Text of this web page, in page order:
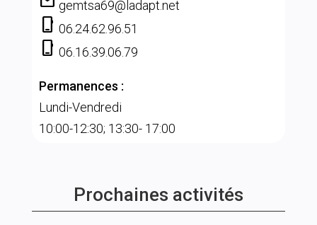
gemtsa69@ladapt.net
phone_iphone 06.24.62.96.51
phone_iphone 06.16.39.06.79
Permanences :
Lundi-Vendredi
10:00-12:30; 13:30- 17:00
Prochaines activités